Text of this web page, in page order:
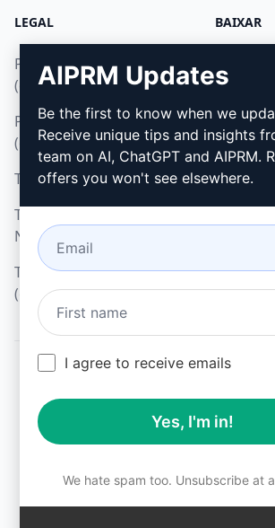
LEGAL
Política de Privacidade
(en)
Política de Uso Aceitável
(en)
Termos de Uso (en)
Termos da Extensão do
Navegador (en)
Termos de Faturamento
(en)
BAIXAR
All logos, trademarks, and registered
property of their respective
AIPRM and other related brand names
laws.
AIPRM Updates
Be the first to know when we
Receive unique tips and insights
team on AI, ChatGPT and AIPRM.
offers you won't see elsewhere.
I agree to receive emails
Yes, I'm in!
We hate spam too. Unsubscribe at